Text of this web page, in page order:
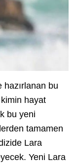
bu
hayat
bu yeni
tamamen
Lara
Yeni Lara